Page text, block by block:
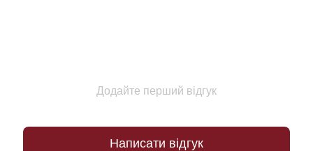
Додайте перший відгук
Написати відгук